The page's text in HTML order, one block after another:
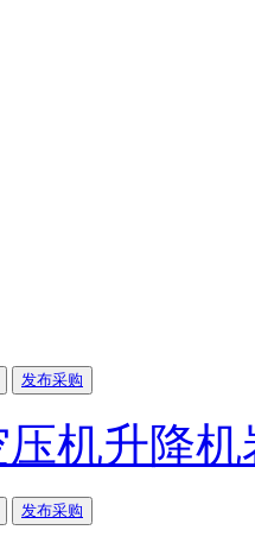
发布采购
压机升降机
发布采购